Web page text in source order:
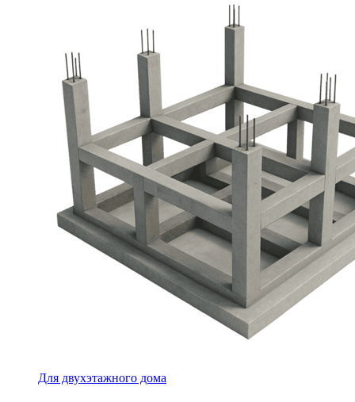
Для двухэтажного дома